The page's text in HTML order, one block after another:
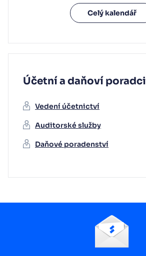
Celý kalendář
Účetní a daňoví poradci
Vedení účetnictví
Auditorské služby
Daňové poradenství